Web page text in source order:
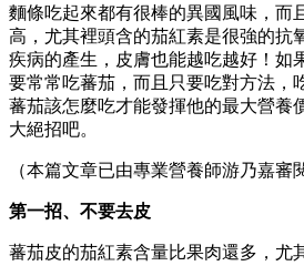
麵條吃起來都有很棒的異國風味，而
高，尤其裡頭含的茄紅素是很強的抗
疾病的產生，皮膚也能越吃越好！如
要常常吃蕃茄，而且只要吃對方法，
蕃茄該怎麼吃才能發揮他的最大營養
大絕招吧。
（本篇文章已由專業營養師游乃嘉審
第一招、不要去皮
蕃茄皮的茄紅素含量比果肉還多，尤